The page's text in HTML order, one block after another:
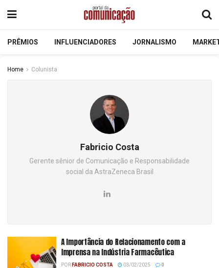
PRÊMIOS INFLUENCIADORES JORNALISMO
Home Colunista
Fabricio Costa
Gerente sênior de Comunicação e Responsabilidade
social da AstraZeneca Brasil
A Importância do Relacionamento com a
Imprensa na Indústria Farmacêutica
POR FABRICIO COSTA 03/02/2025 0